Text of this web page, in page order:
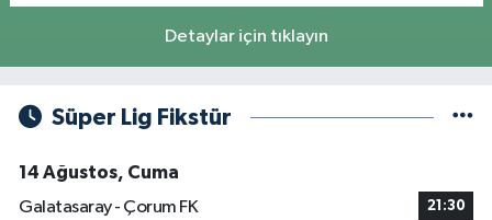
Detaylar için tıklayın
Süper Lig Fikstür
14 Ağustos, Cuma
Galatasaray - Çorum FK
21:30